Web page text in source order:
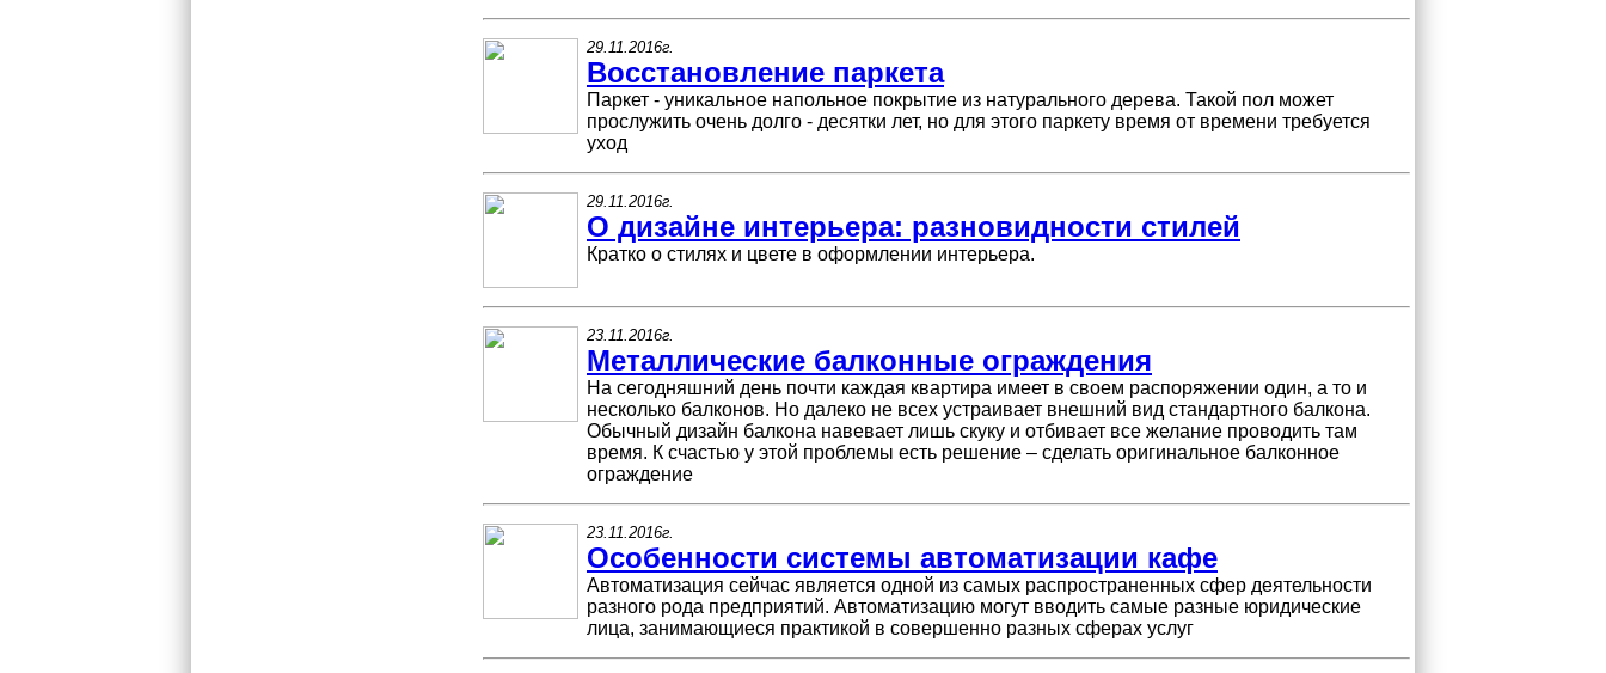
29.11.2016г.
Восстановление паркета
Паркет - уникальное напольное покрытие из натурального дерева. Такой пол может
прослужить очень долго - десятки лет, но для этого паркету время от времени требуется
уход
29.11.2016г.
О дизайне интерьера: разновидности стилей
Кратко о стилях и цвете в оформлении интерьера.
23.11.2016г.
Металлические балконные ограждения
На сегодняшний день почти каждая квартира имеет в своем распоряжении один, а то и
несколько балконов. Но далеко не всех устраивает внешний вид стандартного балкона.
Обычный дизайн балкона навевает лишь скуку и отбивает все желание проводить там
время. К счастью у этой проблемы есть решение – сделать оригинальное балконное
ограждение
23.11.2016г.
Особенности системы автоматизации кафе
Автоматизация сейчас является одной из самых распространенных сфер деятельности
разного рода предприятий. Автоматизацию могут вводить самые разные юридические
лица, занимающиеся практикой в совершенно разных сферах услуг